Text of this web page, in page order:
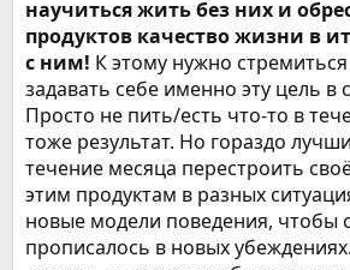
научиться жить без них и
продуктов качество жизни в
с ним! К этому нужно
задавать себе именно эту цель в
Просто не пить/есть что-то в
тоже результат. Но гораздо
течение месяца перестроить
этим продуктам в разных
новые модели поведения, чтобы
прописалось в новых